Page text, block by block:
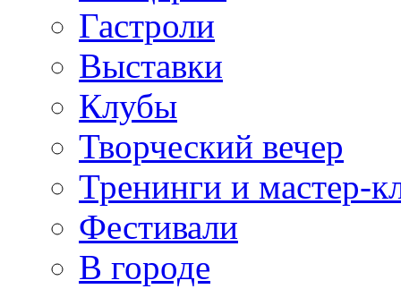
Гастроли
Выставки
Клубы
Творческий вечер
Тренинги и мастер-
Фестивали
В городе